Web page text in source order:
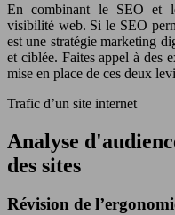
En combinant le SEO et
visibilité web. Si le SEO
est une stratégie marketing
et ciblée. Faites appel à des
mise en place de ces deux
Trafic d’un site internet
Analyse
des sites
Révision de